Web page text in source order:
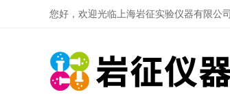
您好，欢迎光临上海岩征实验仪器有限公司